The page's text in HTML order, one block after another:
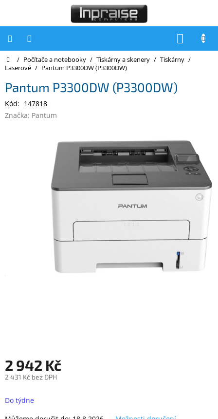
Počítače
Inpraise
Notebooky
Rozšíření
záruk
Splátky
Domů
/ Počítače a notebooky / Tiskárny a skenery / Tiskárny /
Laserové / Pantum P3300DW (P3300DW)
Pantum P3300DW (P3300DW)
Kód: 147818
Značka: Pantum
2 942 Kč
2 431 Kč bez DPH
cena:
Do týdne